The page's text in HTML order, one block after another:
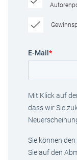
E-Mail *
Mit Klick auf
dass wir Sie
Sie können
Sie auf den